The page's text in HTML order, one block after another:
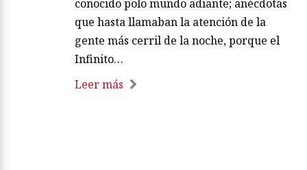
conocido polo mundo adiante; anécdotas
que hasta llamaban la atención de la
gente más cerril de la noche, porque el
Infinito…
Leer más